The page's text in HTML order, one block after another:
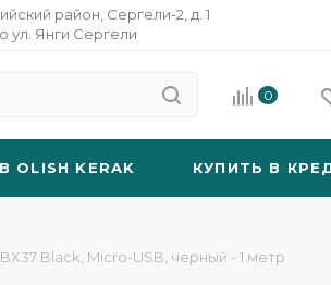
район, Сергели-2, д. 1
ул. Янги Сергели
0
OLISH KERAK КУПИТЬ В
Black, Micro-USB, черный - 1 метр